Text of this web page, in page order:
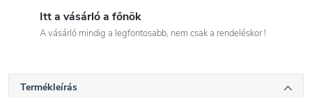
Itt a vásárló a főnök
A vásárló mindig a legfontosabb, nem csak a rendeléskor !
Termékleírás